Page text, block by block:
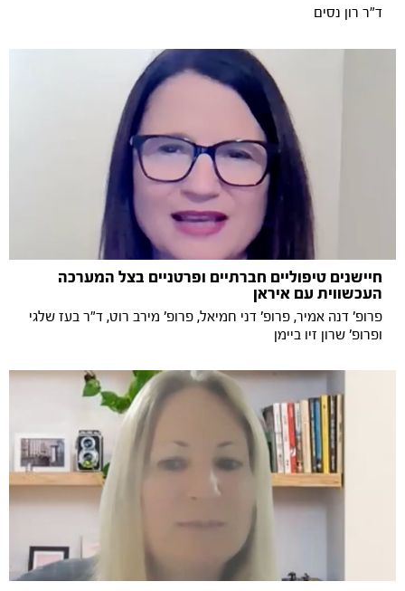
ד"ר רון נסים
חיישנים טיפוליים חברתיים ופרטניים בצל המערכה
העכשווית עם איראן
פרופ' דנה אמיר, פרופ' דני חמיאל, פרופ' מירב רוט, ד"ר בעז שלגי
ופרופ' שרון זיו ביימן